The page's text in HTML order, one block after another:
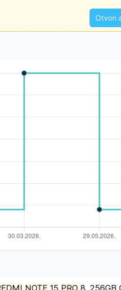
Otvori
NOTE 15 PRO 8_256GB